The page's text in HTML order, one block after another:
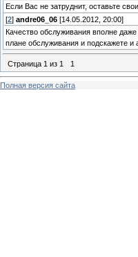
Если Вас не затруднит, оставьте
[2] andre06_06 [14.05.2012, 20:00]
Качество обслуживания вполне
плане обслуживания и подскажете и
Страница 1 из 1 1
Полная версия сайта